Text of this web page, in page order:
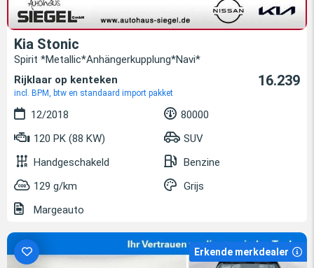
Kia Stonic
Spirit *Metallic*Anhängerkupplung*Navi*
Rijklaar op kenteken
incl. BPM, btw en standaard import pakket
16.239
12/2018
80000
120 PK (88 KW)
SUV
Handgeschakeld
Benzine
129 g/km
Grijs
Margeauto
Erkende merkdealer